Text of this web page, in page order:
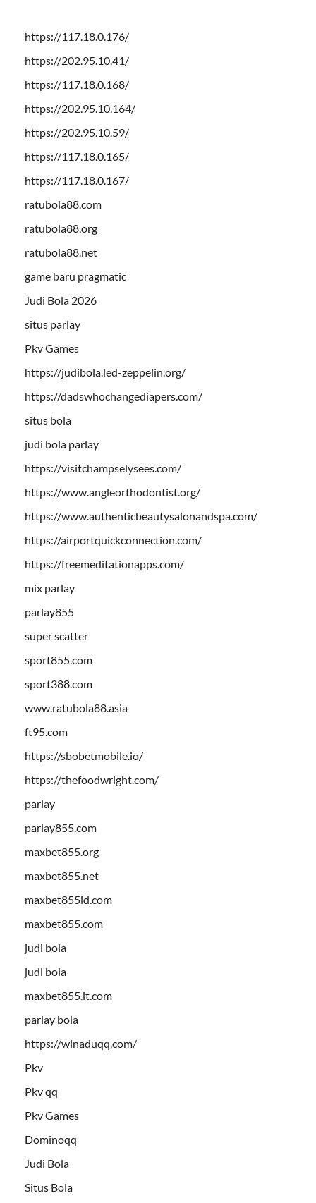
https://117.18.0.176/
https://202.95.10.41/
https://117.18.0.168/
https://202.95.10.164/
https://202.95.10.59/
https://117.18.0.165/
https://117.18.0.167/
ratubola88.com
ratubola88.org
ratubola88.net
game baru pragmatic
Judi Bola 2026
situs parlay
Pkv Games
https://judibola.led-zeppelin.org/
https://dadswhochangediapers.com/
situs bola
judi bola parlay
https://visitchampselysees.com/
https://www.angleorthodontist.org/
https://www.authenticbeautysalonandspa.com/
https://airportquickconnection.com/
https://freemeditationapps.com/
mix parlay
parlay855
super scatter
sport855.com
sport388.com
www.ratubola88.asia
ft95.com
https://sbobetmobile.io/
https://thefoodwright.com/
parlay
parlay855.com
maxbet855.org
maxbet855.net
maxbet855id.com
maxbet855.com
judi bola
judi bola
maxbet855.it.com
parlay bola
https://winaduqq.com/
Pkv
Pkv qq
Pkv Games
Dominoqq
Judi Bola
Situs Bola